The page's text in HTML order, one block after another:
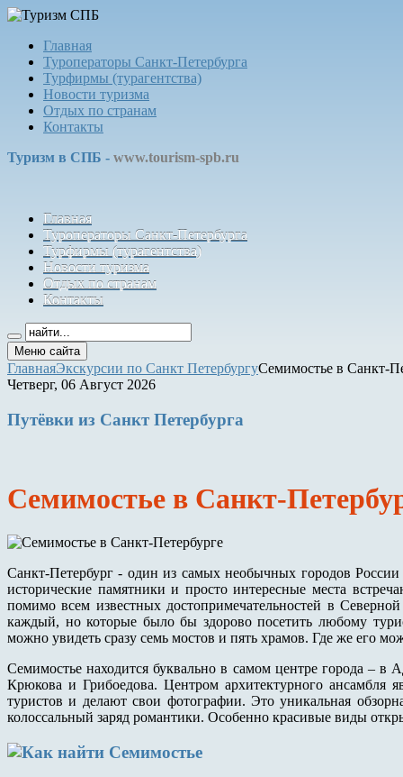
Главная
Туроператоры Санкт-Петербурга
Турфирмы (турагентства)
Новости туризма
Отдых по странам
Контакты
Туризм в СПБ - www.tourism-spb.ru
Главная
Туроператоры Санкт-Петербурга
Турфирмы (турагентства)
Новости туризма
Отдых по странам
Контакты
Меню сайта
ГлавнаяЭкскурсии по Санкт ПетербургуСемимостье в Санкт-
Четверг, 06 Август 2026
Путёвки из Санкт Петербурга
Семимостье в Санкт-
Санкт-Петербург - один из самых необычных городов
исторические памятники и просто интересные места
помимо всем известных достопримечательностей в
каждый, но которые было бы здорово посетить любому
можно увидеть сразу семь мостов и пять храмов. Где же его
Семимостье находится буквально в самом центре города – в
Крюкова и Грибоедова. Центром архитектурного ансамбля
туристов и делают свои фотографии. Это уникальная
колоссальный заряд романтики. Особенно красивые виды